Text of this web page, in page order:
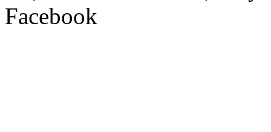
Facebook